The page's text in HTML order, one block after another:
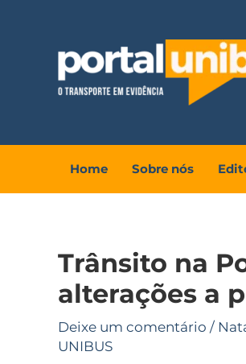
conteúdo
Home Sobre nós
Trânsito na
alterações a
Deixe um comentário /
UNIBUS